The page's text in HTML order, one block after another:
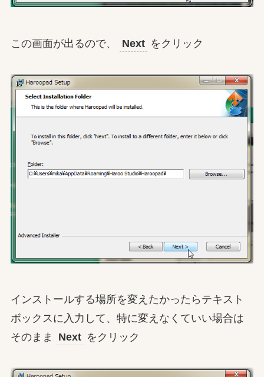
この画面が出るので、 Next をクリック
インストールする場所を変えたかったらテキスト
ボックスに入力して、特に変えなくていい場合は
そのまま
Next をクリック